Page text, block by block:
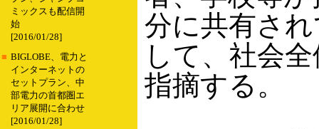
ミックスも配信開
始
[2016/01/28]
■ BIGLOBE、電力と
インターネットの
セットプラン、中
部電力の首都圏エ
リア展開に合わせ
[2016/01/28]
分に共有さ
して、社会
指摘する。